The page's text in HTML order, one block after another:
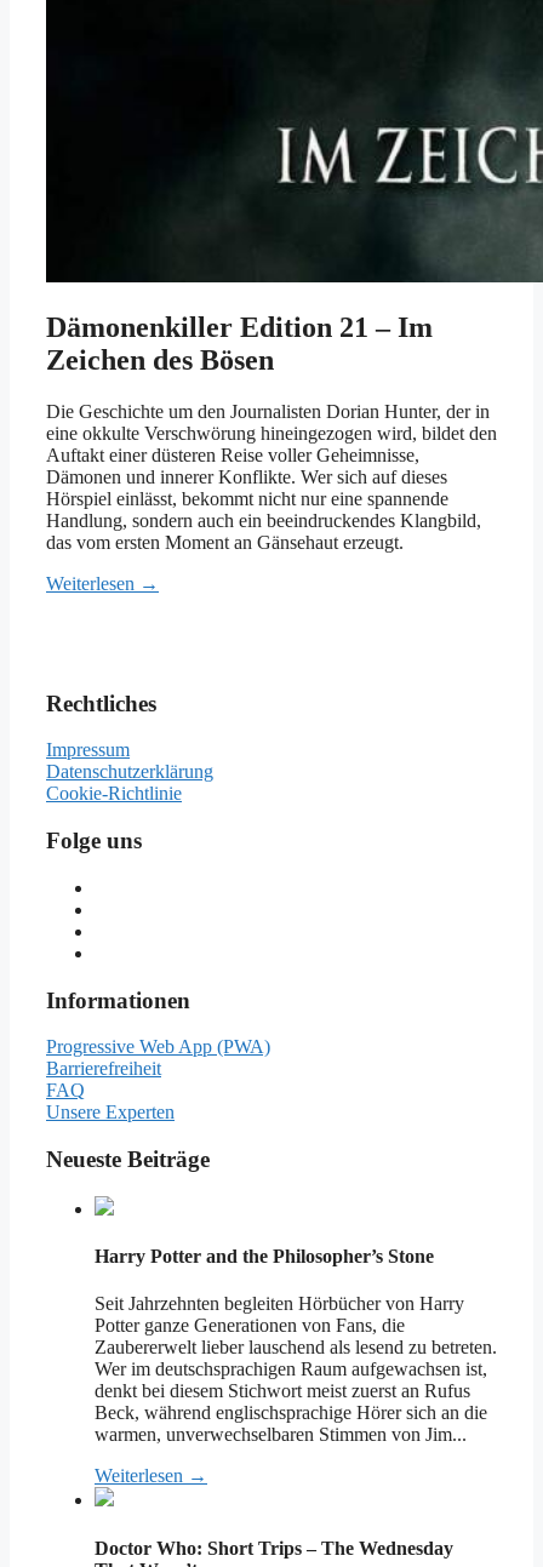
Dämonenkiller Edition 21 – Im
Zeichen des Bösen
Die Geschichte um den Journalisten Dorian Hunter, der in
eine okkulte Verschwörung hineingezogen wird, bildet den
Auftakt einer düsteren Reise voller Geheimnisse,
Dämonen und innerer Konflikte. Wer sich auf dieses
Hörspiel einlässt, bekommt nicht nur eine spannende
Handlung, sondern auch ein beeindruckendes Klangbild,
das vom ersten Moment an Gänsehaut erzeugt.
Weiterlesen →
Rechtliches
Impressum
Datenschutzerklärung
Cookie-Richtlinie
Folge uns
Informationen
Progressive Web App (PWA)
Barrierefreiheit
FAQ
Unsere Experten
Neueste Beiträge
Harry Potter and the Philosopher’s Stone
Seit Jahrzehnten begleiten Hörbücher von Harry
Potter ganze Generationen von Fans, die
Zaubererwelt lieber lauschend als lesend zu betreten.
Wer im deutschsprachigen Raum aufgewachsen ist,
denkt bei diesem Stichwort meist zuerst an Rufus
Beck, während englischsprachige Hörer sich an die
warmen, unverwechselbaren Stimmen von Jim...
Weiterlesen →
Doctor Who: Short Trips – The Wednesday